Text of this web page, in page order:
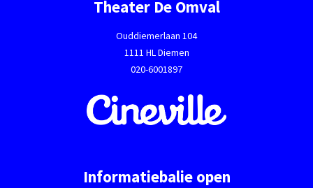
Theater De Omval
Ouddiemerlaan 104
1111 HL Diemen
020-6001897
Informatiebalie open